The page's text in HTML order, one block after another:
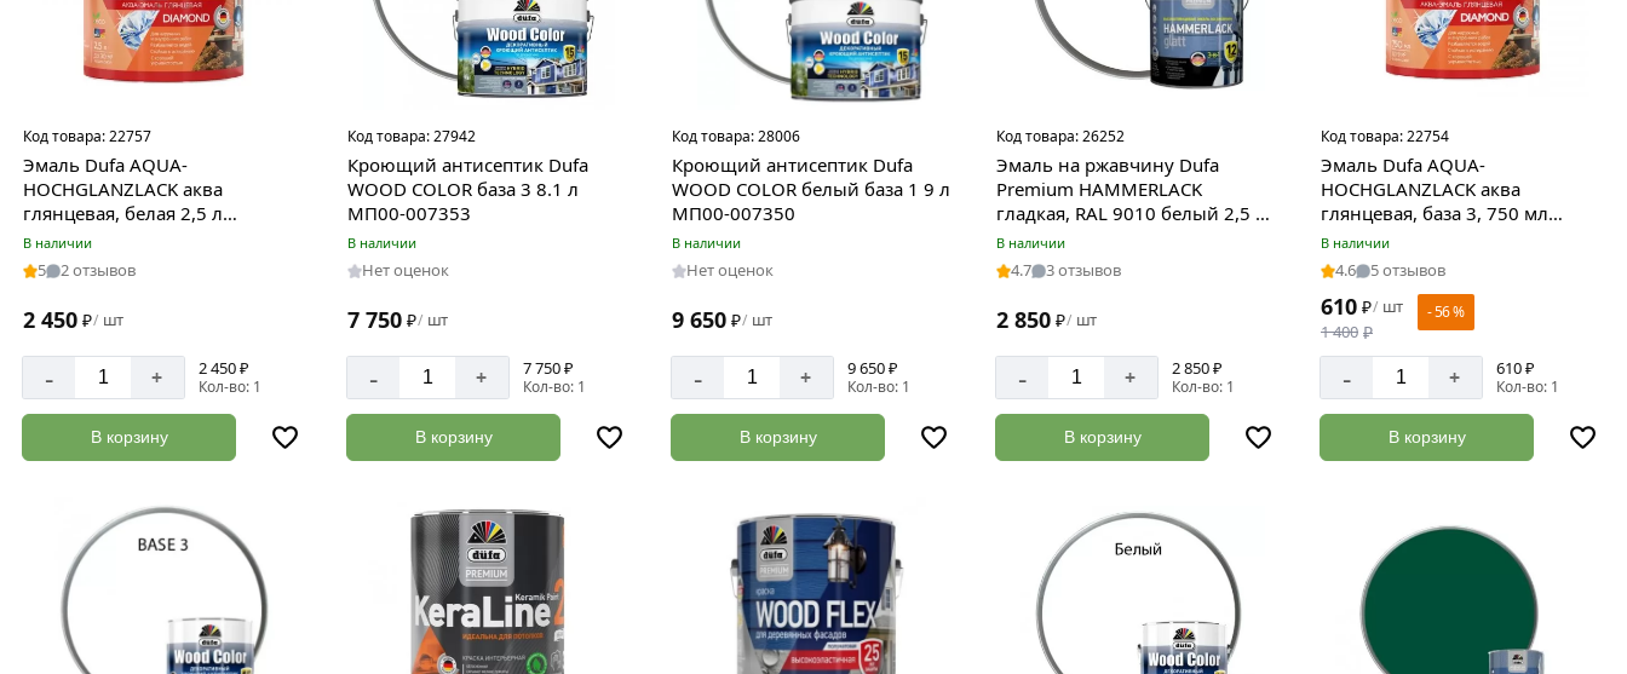
Код товара:22757
Эмаль Dufa AQUA-
HOCHGLANZLACK аква
глянцевая, белая 2,5 л
Н0000003448
В наличии
5 2 отзывов
2 450 ₽/ шт
- + 2 450 ₽
Кол-во: 1
В корзину
Код товара:27942
Кроющий антисептик Dufa
WOOD COLOR база 3 8.1 л
МП00-007353
В наличии
Нет оценок
7 750 ₽/ шт
- + 7 750 ₽
Кол-во: 1
В корзину
Код товара:28006
Кроющий антисептик Dufa
WOOD COLOR белый база 1 9 л
МП00-007350
В наличии
Нет оценок
9 650 ₽/ шт
- + 9 650 ₽
Кол-во: 1
В корзину
Код товара:26252
Эмаль на ржавчину Dufa
Premium HAMMERLACK
гладкая, RAL 9010 белый 2,5 л
Н0000004452
В наличии
4.7 3 отзывов
2 850 ₽/ шт
- + 2 850 ₽
Кол-во: 1
В корзину
Код товара:22754
Эмаль Dufa AQUA-
HOCHGLANZLACK аква
глянцевая, база 3, 750 мл
Н0000006509
В наличии
4.6 5 отзывов
610 ₽/ шт
1 400 ₽
- 56 %
- + 610 ₽
Кол-во: 1
В корзину